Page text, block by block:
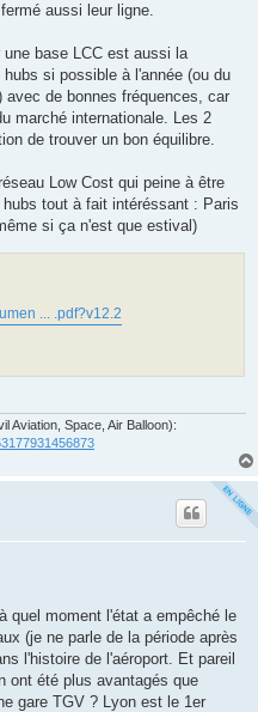
aussi leur ligne.
une base LCC est aussi la
si possible à l'année (ou du
avec de bonnes fréquences, car
marché internationale. Les 2
de trouver un bon équilibre.
Low Cost qui peine à être
tout à fait intéréssant : Paris
si ça n'est que estival)
... .pdf?v12.2
Aviation, Space, Air Balloon):
quel moment l'état a empêché le
(je ne parle de la période après
l'histoire de l'aéroport. Et pareil
ont été plus avantagés que
gare TGV ? Lyon est le 1er